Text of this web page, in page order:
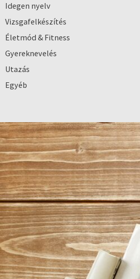
Idegen nyelv
Vizsgafelkészítés
Életmód & Fitness
Gyereknevelés
Utazás
Egyéb